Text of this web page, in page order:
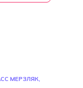
МЕРЗЛЯК,